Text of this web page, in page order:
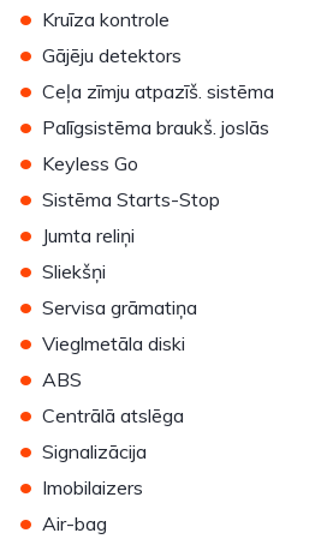
• Kruīza kontrole
• Gājēju detektors
• Ceļa zīmju atpazīš. sistēma
• Palīgsistēma braukš. joslās
• Keyless Go
• Sistēma Starts-Stop
• Jumta reliņi
• Sliekšņi
• Servisa grāmatiņa
• Vieglmetāla diski
• ABS
• Centrālā atslēga
• Signalizācija
• Imobilaizers
• Air-bag